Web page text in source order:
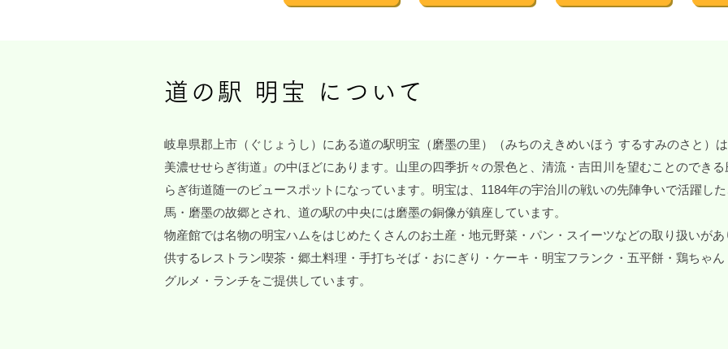
道の駅 明宝 について
岐阜県郡上市（ぐじょうし）にある道の駅明宝（磨墨の里）（みちのえきめいほう するすみのさと）
美濃せせらぎ街道』の中ほどにあります。山里の四季折々の景色と、清流・吉田川を望むことのでき
らぎ街道随一のビュースポットになっています。明宝は、 1184年の宇治川の戦いの先陣争いで活躍し
馬・磨墨の故郷とされ、道の駅の中央には磨墨の銅像が鎮座しています。
物産館では名物の明宝ハムをはじめたくさんのお土産・地元野菜・パン・スイーツなどの取り扱いが
供するレストラン喫茶・郷土料理・手打ちそば・おにぎり・ケーキ・明宝フランク・五平餅・鶏ちゃ
グルメ・ ランチをご提供しています。